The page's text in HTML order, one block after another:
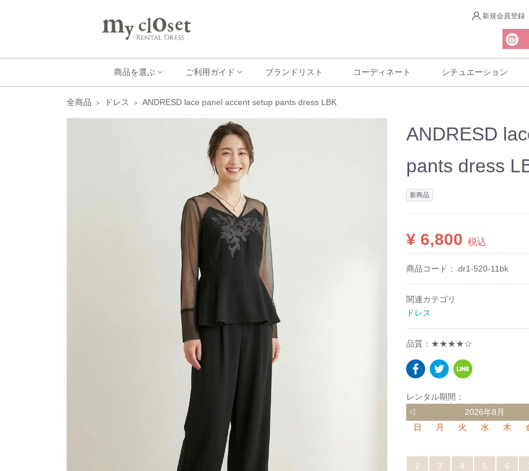
新規会員登録
商品を選ぶ ご利用ガイド ブランドリスト コーディネート シチュエーション
全商品 ドレス ANDRESD lace panel accent setup pants dress LBK
ANDRESD
pants dress
新商品
¥ 6,800 税込
商品コード： dr1-520-11bk
関連カテゴリ
ドレス
品質：★★★★☆
レンタル期間：
◁
2026年8月
日
月 火 水 木
2 3 4 5 6